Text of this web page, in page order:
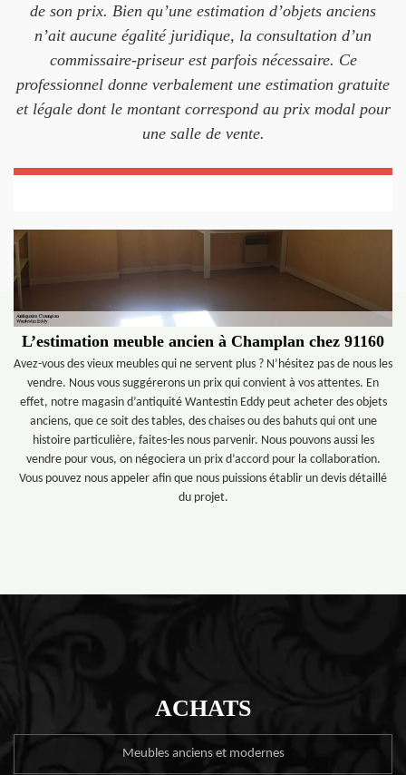
de son prix. Bien qu’une estimation d’objets anciens
n’ait aucune égalité juridique, la consultation d’un
commissaire-priseur est parfois nécessaire. Ce
professionnel donne verbalement une estimation gratuite
et légale dont le montant correspond au prix modal pour
une salle de vente.
L’estimation meuble ancien à Champlan chez 91160
Avez-vous des vieux meubles qui ne servent plus ? N’hésitez pas de nous les
vendre. Nous vous suggérerons un prix qui convient à vos attentes. En
effet, notre magasin d’antiquité Wantestin Eddy peut acheter des objets
anciens, que ce soit des tables, des chaises ou des bahuts qui ont une
histoire particulière, faites-les nous parvenir. Nous pouvons aussi les
vendre pour vous, on négociera un prix d’accord pour la collaboration.
Vous pouvez nous appeler afin que nous puissions établir un devis détaillé
du projet.
ACHATS
Meubles anciens et modernes